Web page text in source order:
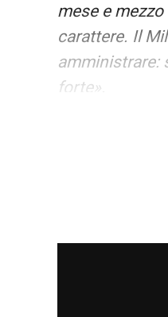
mese e
carattere. Il
amministrare:
forte».
ALLEGRI HA
l’obiettivo.